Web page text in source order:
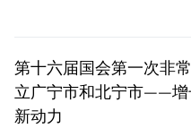
第十六届国会第一次非
立广宁市和北宁市——增
新动力